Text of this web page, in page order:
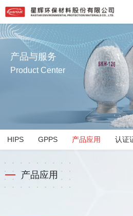
产品与服务
Product Center
HIPS GPPS 产品应用 认证
产品应用